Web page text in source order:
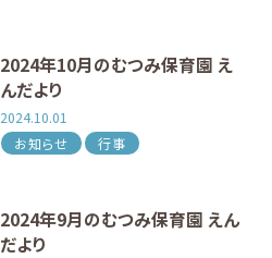
2024年10月のむつみ保育園 え
んだより
2024.10.01
お知らせ
行事
2024年9月のむつみ保育園 えん
だより